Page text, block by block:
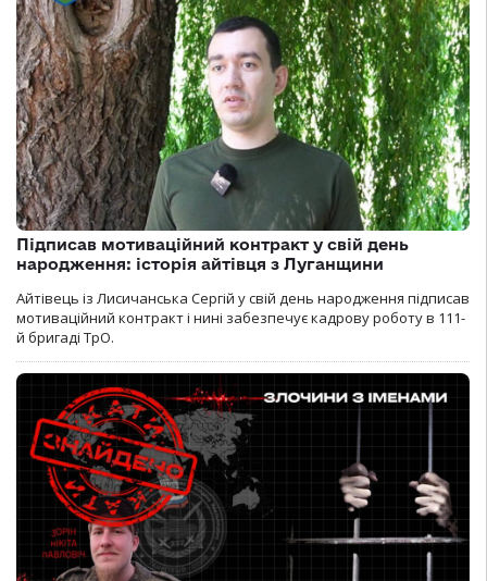
Підписав мотиваційний контракт у свій день
народження: історія айтівця з Луганщини
Айтівець із Лисичанська Сергій у свій день народження підписав
мотиваційний контракт і нині забезпечує кадрову роботу в 111-
й бригаді ТрО.